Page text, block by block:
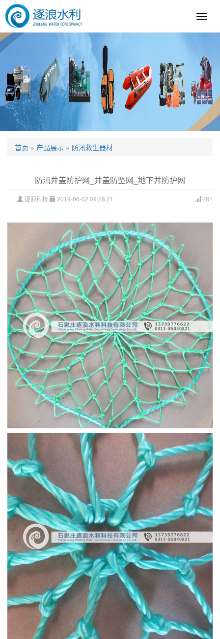
逐
首页 » 产品展示 » 防汛救生器材
防汛井盖防护网_井盖防坠网_地下井防护网
281
逐浪科技 2019-06-02 09:28:21